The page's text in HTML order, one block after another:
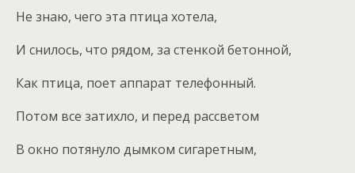
Не знаю, чего эта птица хотела,
И снилось, что рядом, за стенкой бетонной,
Как птица, поет аппарат телефонный.
Потом все затихло, и перед рассветом
В окно потянуло дымком сигаретным,